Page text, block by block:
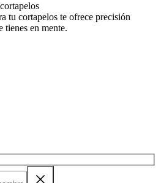
tu cortapelos te ofrece precisión
tienes en mente.